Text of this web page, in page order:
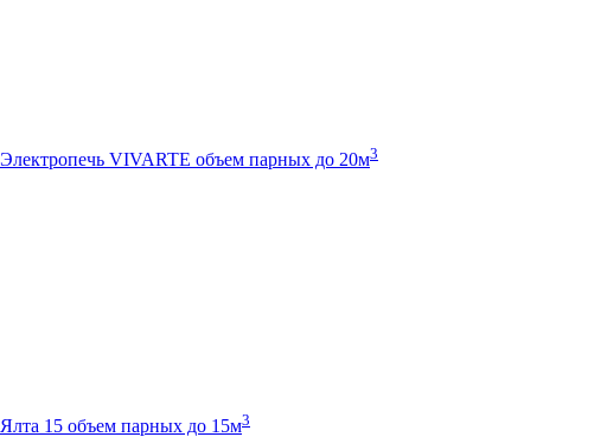
Электропечь VIVARTE объем парных до 20м3
Ялта 15 объем парных до 15м3